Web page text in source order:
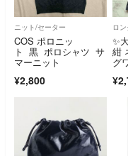
ニット/セーター
COS ポロニッ
ト 黒 ポロシャツ サ
マーニット
¥2,800
✨
紺
グ